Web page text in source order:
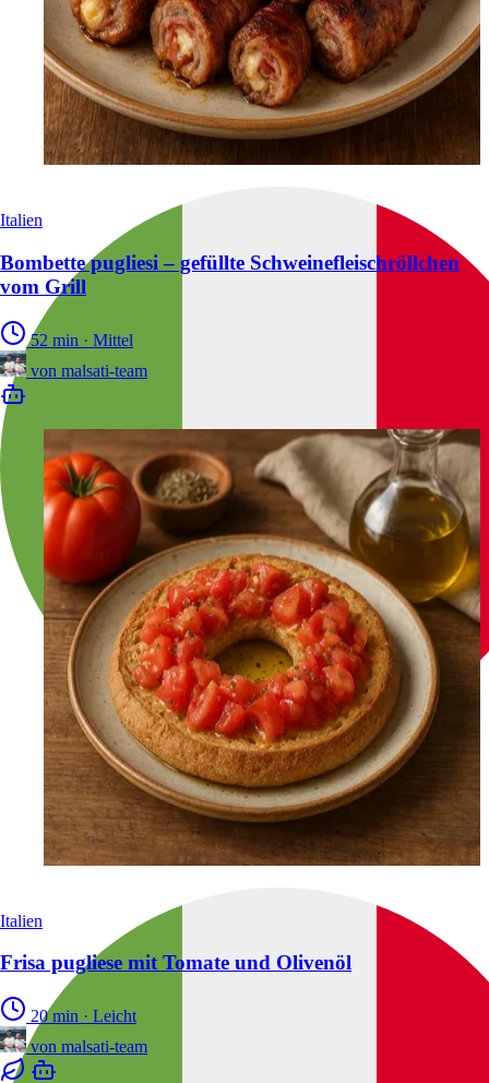
Italien
Bombette pugliesi – gefüllte Schweinefleischröllchen
vom Grill
52 min · Mittel
von malsati-team
Italien
Frisa pugliese mit Tomate und Olivenöl
20 min · Leicht
von malsati-team